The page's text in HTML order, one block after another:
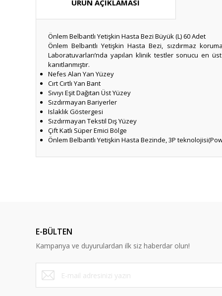
ÜRÜN AÇIKLAMASI
Önlem Belbantlı Yetişkin Hasta Bezi Büyük (L) 60 Adet
Önlem Belbantlı Yetişkin Hasta Bezi, sızdırmaz
Laboratuvarları’nda yapılan klinik testler sonucu en
kanıtlanmıştır.
Nefes Alan Yan Yüzey
Cırt Cırtlı Yan Bant
Sıvıyı Eşit Dağıtan Üst Yüzey
Sızdırmayan Bariyerler
Islaklık Göstergesi
Sızdırmayan Tekstil Dış Yüzey
Çift Katlı Süper Emici Bölge
Önlem Belbantlı Yetişkin Hasta Bezinde, 3P
Ürün bilgilerinde hatalar bulunuyor.
Ürün fiyatı diğer sitelerden daha pahalı.
Bu ürüne benzer farklı alternatifler olmalı.
E-BÜLTEN
Kampanya ve duyurulardan ilk siz haberdar olun!